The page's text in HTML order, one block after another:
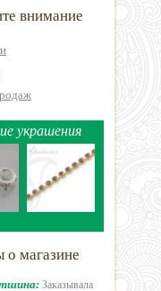
внимание
украшения
о магазине
Заказывала